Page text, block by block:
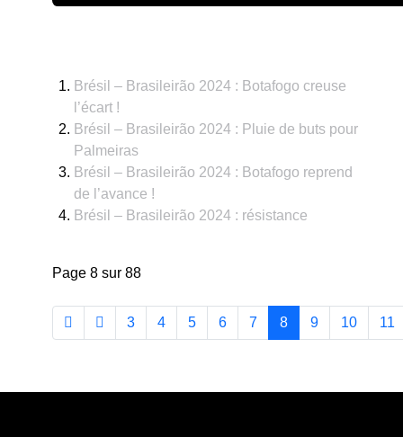
Brésil – Brasileirão 2024 : Botafogo creuse
l’écart !
Brésil – Brasileirão 2024 : Pluie de buts pour
Palmeiras
Brésil – Brasileirão 2024 : Botafogo reprend
de l’avance !
Brésil – Brasileirão 2024 : résistance
Page 8 sur 88
3 4 5 6 7 8 9 10 11